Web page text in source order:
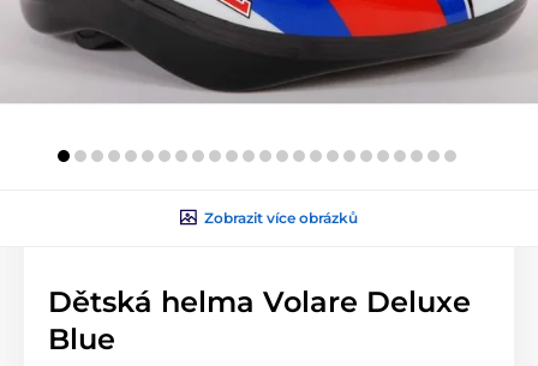
Zobrazit více obrázků
Dětská helma Volare Deluxe
Blue